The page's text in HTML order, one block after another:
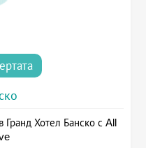
Хотел Банско с All